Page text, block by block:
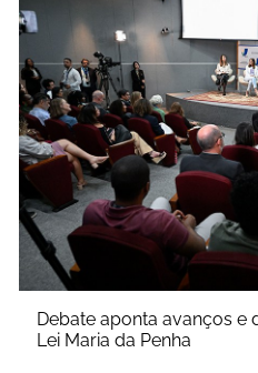
Debate aponta avanços e
Lei Maria da Penha